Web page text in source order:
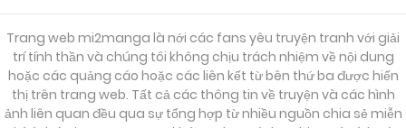
Trang web mi2manga là nới các fans yêu truyện tranh với giải
trí tính thần và chúng tôi không chịu trách nhiệm về nội dung
hoặc các quảng cáo hoặc các liên kết từ bên thứ ba được hiển
thị trên trang web. Tất cả các thông tin về truyện và các hình
ảnh liên quan đều qua sự tổng hợp từ nhiều nguồn chia sẻ miễn